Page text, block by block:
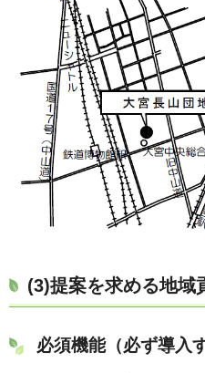
(3)提案を求める地域
必須機能（必ず導入